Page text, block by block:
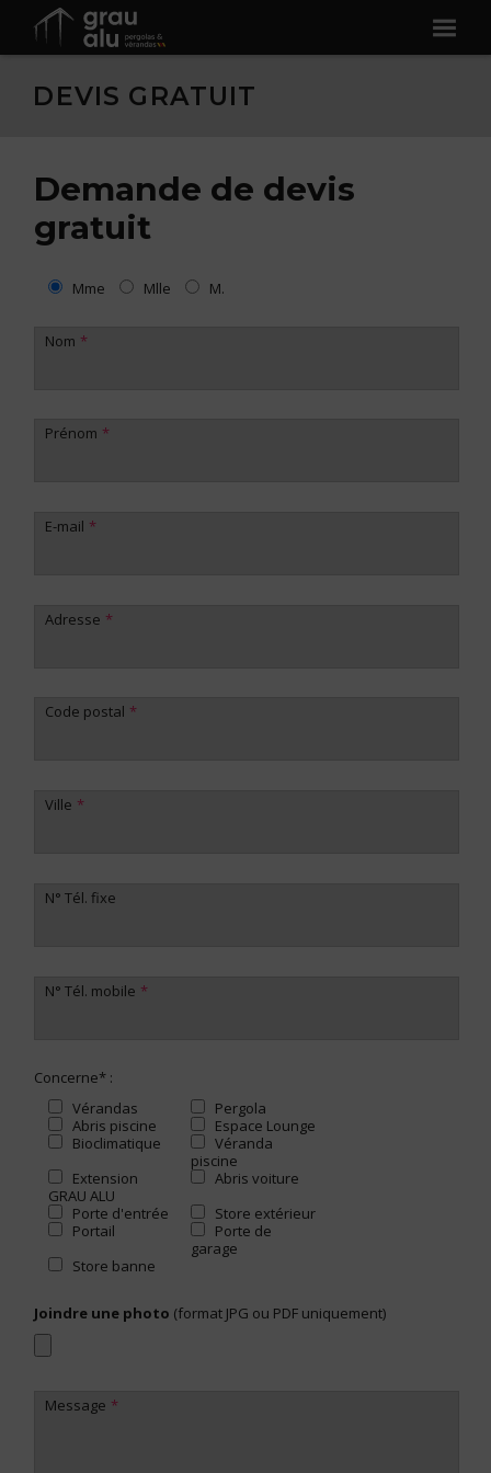
DEVIS GRATUIT
Demande de devis
gratuit
Mme Mlle M.
Nom
Prénom
E-mail
Adresse
Code postal
Ville
N° Tél. fixe
N° Tél. mobile
Concerne* :
Vérandas
Pergola
Abris piscine
Espace Lounge
Bioclimatique
Véranda
piscine
Extension
GRAU ALU
Abris voiture
Porte d'entrée
Store extérieur
Portail
Porte de
garage
Store banne
Joindre une photo (format JPG ou PDF uniquement)
Message